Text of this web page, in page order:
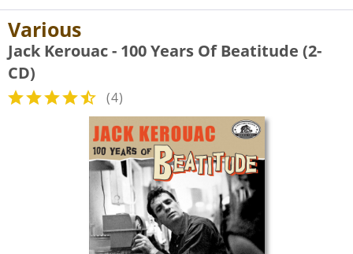
Various
Jack Kerouac - 100 Years Of Beatitude (2-
CD)
(4)